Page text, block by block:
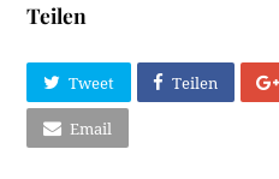
Teilen
Tweet Teilen
Email